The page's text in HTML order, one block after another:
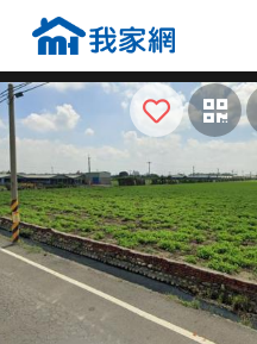
熱門關鍵字
量釋出
2026 新北降價好屋限量
量釋出
2026 台南降價好屋限量